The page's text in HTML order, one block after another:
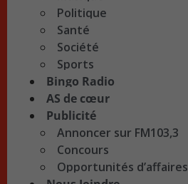
Politique
Santé
Société
Sports
Bingo Radio
AS de cœur
Publicité
Annoncer sur FM103,3
Concours
Opportunités d’affaires